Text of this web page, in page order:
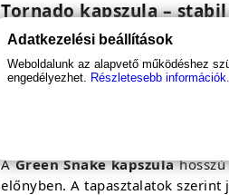
Tornado kapszula –
ATornado kapszulaaz egyik
támogatást nyújt, ezért sokan
Ajánlott
AGreen Snake kapszulahosszú
előnyben. A tapasztalatok
Adatkezelési beállítások
Weboldalunk az alapvető működéshez
engedélyezhet. Részletesebb információk.